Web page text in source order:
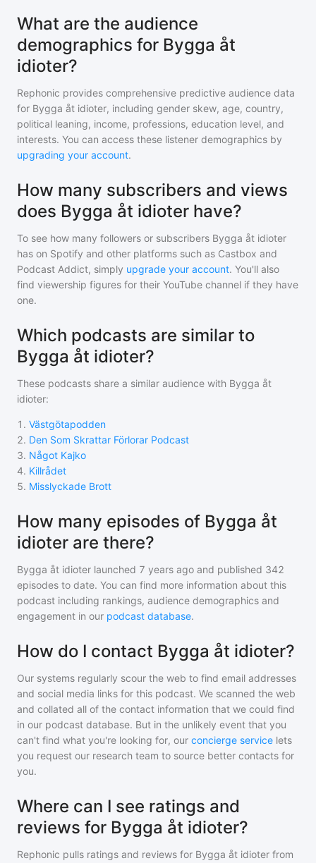
What are the audience
demographics for Bygga åt
idioter?
Rephonic provides comprehensive predictive audience data
for Bygga åt idioter, including gender skew, age, country,
political leaning, income, professions, education level, and
interests. You can access these listener demographics by
upgrading your account.
How many subscribers and views
does Bygga åt idioter have?
To see how many followers or subscribers Bygga åt idioter
has on Spotify and other platforms such as Castbox and
Podcast Addict, simply upgrade your account. You'll also
find viewership figures for their YouTube channel if they have
one.
Which podcasts are similar to
Bygga åt idioter?
These podcasts share a similar audience with Bygga åt
idioter:
1 . Västgötapodden
2. Den Som Skrattar Förlorar Podcast
3. Något Kajko
4. Killrådet
5. Misslyckade Brott
How many episodes of Bygga åt
idioter are there?
Bygga åt idioter launched 7 years ago and published 342
episodes to date. You can find more information about this
podcast including rankings, audience demographics and
engagement in our podcast database.
How do I contact Bygga åt idioter?
Our systems regularly scour the web to find email addresses
and social media links for this podcast. We scanned the web
and collated all of the contact information that we could find
in our podcast database. But in the unlikely event that you
can't find what you're looking for, our concierge service lets
you request our research team to source better contacts for
you.
Where can I see ratings and
reviews for Bygga åt idioter?
Rephonic pulls ratings and reviews for Bygga åt idioter from